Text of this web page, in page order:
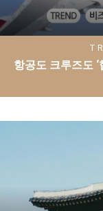
항공도 크루즈도